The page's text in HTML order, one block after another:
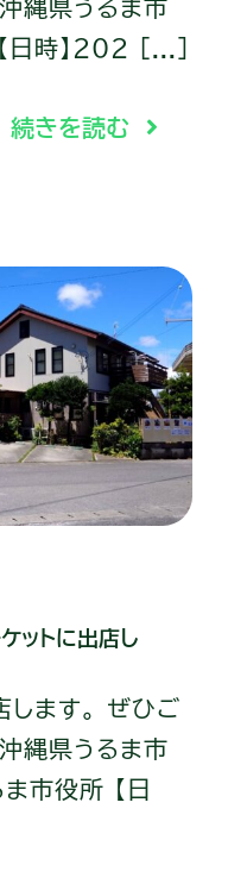
沖縄県うるま市
日時】202 [...]
続きを読む
ットに出店し
します。 ぜひご
沖縄県うるま市
市役所 【日